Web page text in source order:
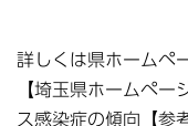
詳しくは県ホームペ
【埼玉県ホームペ
ス感染症の傾向【参